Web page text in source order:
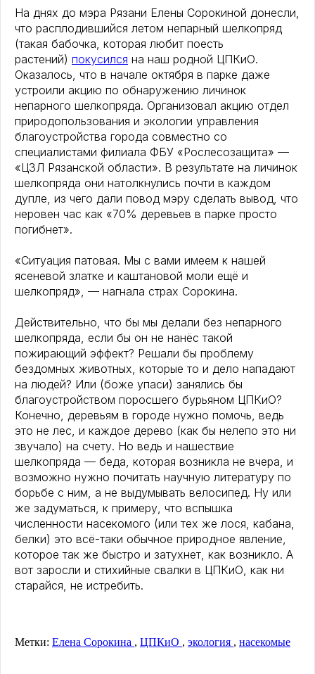
На днях до мэра Рязани Елены Сорокиной донесли,
что расплодившийся летом непарный шелкопряд
(такая бабочка, которая любит поесть
растений) покусился на наш родной ЦПКиО.
Оказалось, что в начале октября в парке даже
устроили акцию по обнаружению личинок
непарного шелкопряда. Организовал акцию отдел
природопользования и экологии управления
благоустройства города совместно со
специалистами филиала ФБУ «Рослесозащита» —
«ЦЗЛ Рязанской области». В результате на личинок
шелкопряда они натолкнулись почти в каждом
дупле, из чего дали повод мэру сделать вывод, что
неровен час как «70% деревьев в парке просто
погибнет».
«Ситуация патовая. Мы с вами имеем к нашей
ясеневой златке и каштановой моли ещё и
шелкопряд», — нагнала страх Сорокина.
Действительно, что бы мы делали без непарного
шелкопряда, если бы он не нанёс такой
пожирающий эффект? Решали бы проблему
бездомных животных, которые то и дело нападают
на людей? Или (боже упаси) занялись бы
благоустройством поросшего бурьяном ЦПКиО?
Конечно, деревьям в городе нужно помочь, ведь
это не лес, и каждое дерево (как бы нелепо это ни
звучало) на счету. Но ведь и нашествие
шелкопряда — беда, которая возникла не вчера, и
возможно нужно почитать научную литературу по
борьбе с ним, а не выдумывать велосипед. Ну или
же задуматься, к примеру, что вспышка
численности насекомого (или тех же лося, кабана,
белки) это всё-таки обычное природное явление,
которое так же быстро и затухнет, как возникло. А
вот заросли и стихийные свалки в ЦПКиО, как ни
старайся, не истребить.
Метки: Елена Сорокина , ЦПКиО , экология , насекомые